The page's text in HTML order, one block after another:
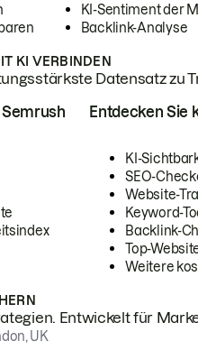
KI-Sentiment der
Backlink-Analyse
KI VERBINDEN
Datensatz zu
Entdecken Sie
KI-
SEO-
Website-
Keyword-
Backlink-
Top-
Weitere
Entwickelt für
UK